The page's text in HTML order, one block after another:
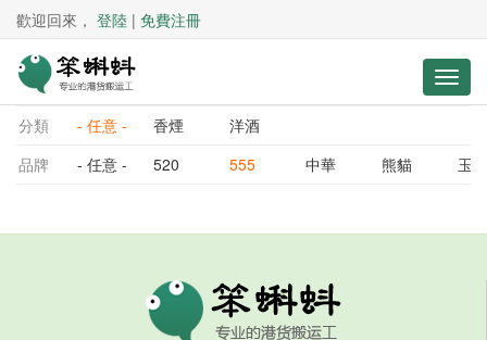
歡迎回來， 登陸 | 免費注冊
分類 - 任意 - 香煙
洋酒
品牌
- 任意 - 520 555 中華 熊貓 玉溪